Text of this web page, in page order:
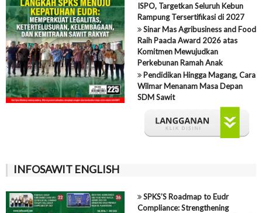
ISPO, Targetkan Seluruh Kebun
Rampung Tersertifikasi di 2027
Sinar Mas Agribusiness and Food
Raih Paacla Award 2026 atas
Komitmen Mewujudkan
Perkebunan Ramah Anak
Pendidikan Hingga Magang, Cara
Wilmar Menanam Masa Depan
SDM Sawit
INFOSAWIT ENGLISH
SPKS’S Roadmap to Eudr
Compliance: Strengthening